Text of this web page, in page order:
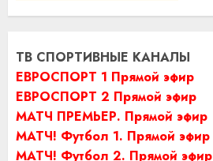
ТВ СПОРТИВНЫЕ КАНАЛЫ
ЕВРОСПОРТ 1 Прямой эфир
ЕВРОСПОРТ 2 Прямой эфир
МАТЧ ПРЕМЬЕР. Прямой эфир
МАТЧ! Футбол 1. Прямой эфир
МАТЧ! Футбол 2. Прямой эфир